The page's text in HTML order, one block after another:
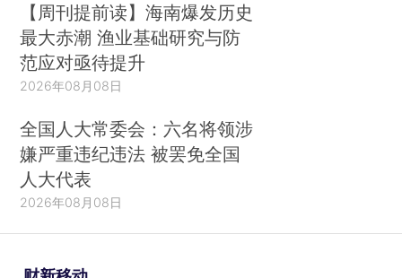
【周刊提前读】海南爆发历史
最大赤潮 渔业基础研究与防
范应对亟待提升
2026年08月08日
全国人大常委会：六名将领涉
嫌严重违纪违法 被罢免全国
人大代表
2026年08月08日